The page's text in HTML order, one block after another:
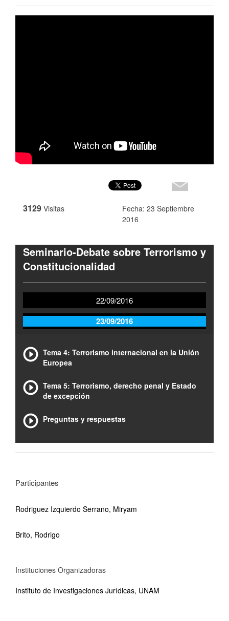
3129 Visitas
Fecha: 23 Septiembre
2016
Seminario-Debate sobre Terrorismo y
Constitucionalidad
22/09/2016
23/09/2016
Tema 4: Terrorismo internacional en la Unión
Europea
Tema 5: Terrorismo, derecho penal y Estado
de excepción
Preguntas y respuestas
Participantes
Rodriguez Izquierdo Serrano, Miryam
Brito, Rodrigo
Instituciones Organizadoras
Instituto de Investigaciones Jurídicas, UNAM